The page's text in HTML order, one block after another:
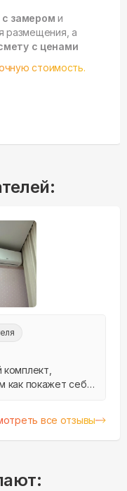
замером и
размещения, а
с ценами
стоимость.
как покажет себя
все отзывы